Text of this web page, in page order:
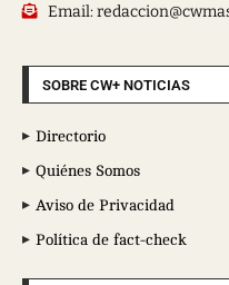
Email:
SOBRE CW+ NOTICIAS
Directorio
Quiénes Somos
Aviso de Privacidad
Política de fact-check